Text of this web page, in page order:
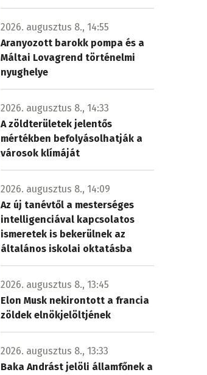
2026. augusztus 8., 14:55
Aranyozott barokk pompa és a
Máltai Lovagrend történelmi
nyughelye
2026. augusztus 8., 14:33
A zöldterületek jelentős
mértékben befolyásolhatják a
városok klímáját
2026. augusztus 8., 14:09
Az új tanévtől a mesterséges
intelligenciával kapcsolatos
ismeretek is bekerülnek az
általános iskolai oktatásba
2026. augusztus 8., 13:45
Elon Musk nekirontott a francia
zöldek elnökjelöltjének
2026. augusztus 8., 13:33
Baka Andrást jelöli államfőnek a